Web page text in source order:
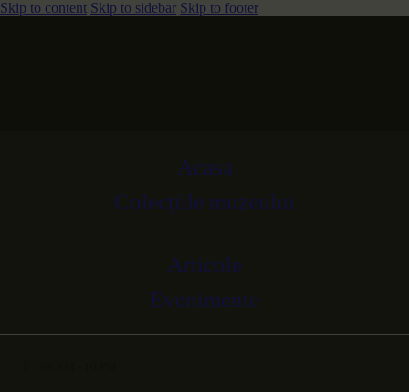
Skip to content Skip to sidebar Skip to footer
Acasa
Colecțiile muzeului
Articole
Evenimente